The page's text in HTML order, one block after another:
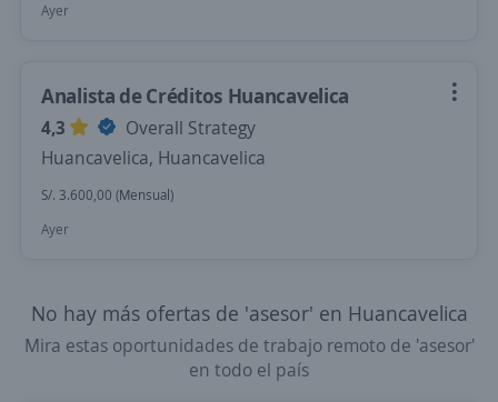
Ayer
Analista de Créditos Huancavelica
4,3
Overall Strategy
Huancavelica, Huancavelica
S/. 3.600,00 (Mensual)
Ayer
No hay más ofertas de 'asesor' en Huancavelica
Mira estas oportunidades de trabajo remoto de 'asesor'
en todo el país